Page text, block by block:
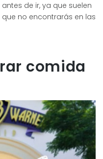
antes de ir, ya que suelen
no encontrarás en las
comida